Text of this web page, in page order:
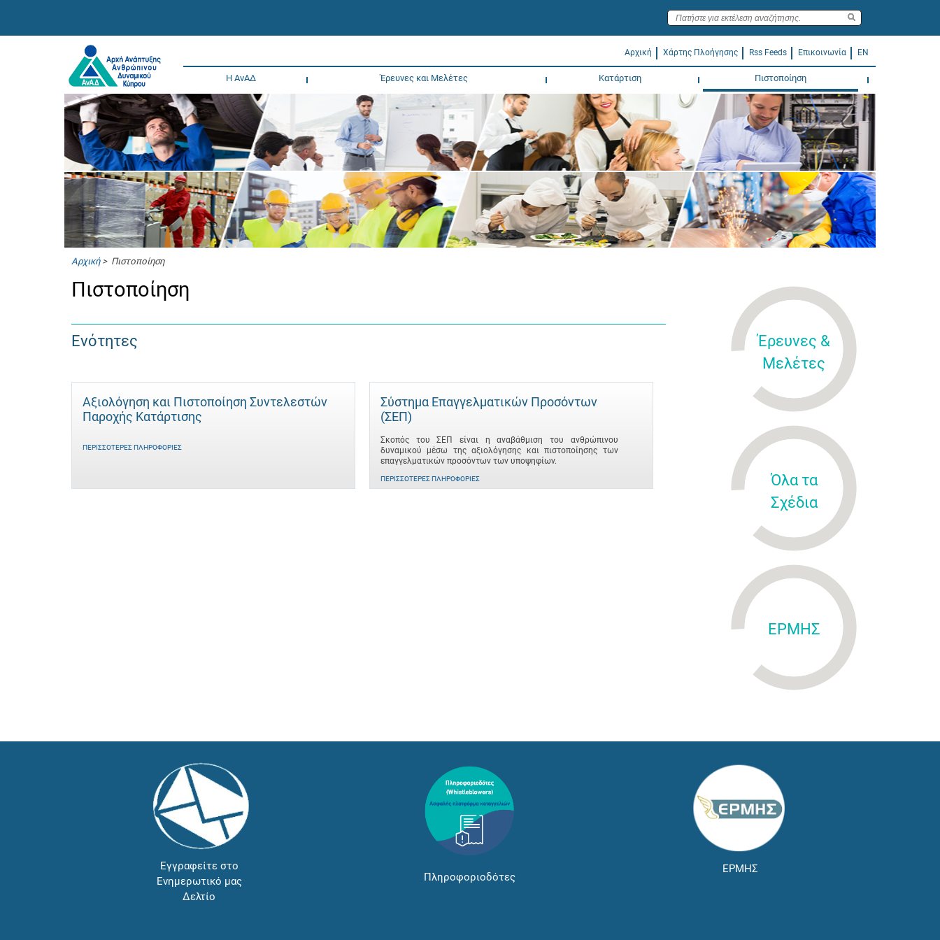
Αρχική Χάρτης Πλοήγησης Rss Feeds Επικοινωνία EN
Η ΑνΑΔ Έρευνες και Μελέτες Κατάρτιση Πιστοποίηση
Αρχική> Πιστοποίηση
Πιστοποίηση
Ενότητες
Αξιολόγηση και Πιστοποίηση Συντελεστών
Παροχής Κατάρτισης
ΠΕΡΙΣΣΌΤΕΡΕΣ ΠΛΗΡΟΦΟΡΊΕΣ
Σύστημα Επαγγελματικών Προσόντων
(ΣΕΠ)
Σκοπός του ΣΕΠ είναι η αναβάθμιση του ανθρώπινου
δυναμικού μέσω της αξιολόγησης και πιστοποίησης των
επαγγελματικών προσόντων των υποψηφίων.
ΠΕΡΙΣΣΌΤΕΡΕΣ ΠΛΗΡΟΦΟΡΊΕΣ
Έρευνες &
Μελέτες
Όλα τα
Σχέδια
ΕΡΜΗΣ
Εγγραφείτε στο
Ενημερωτικό μας
Δελτίο
Πληροφοριοδότες
ΕΡΜΗΣ